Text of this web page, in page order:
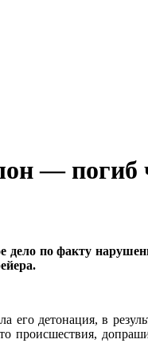
— погиб
дело по факту
детонация, в
происшествия,